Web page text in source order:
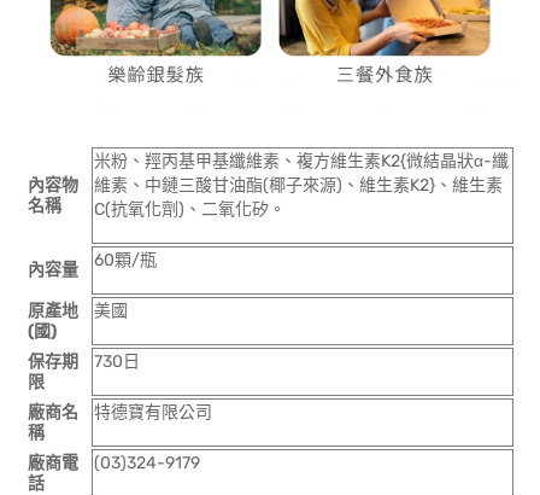
內容物
名稱
米粉、羥丙基甲基纖維素、複方維生素K2{微結晶狀α-纖
維素、中鏈三酸甘油酯(椰子來源)、維生素K2}、維生素
C(抗氧化劑)、二氧化矽。
內容量 60顆/瓶
原產地
(國)
美國
保存期
限
730日
廠商名
稱
特德寶有限公司
廠商電
話
(03)324-9179